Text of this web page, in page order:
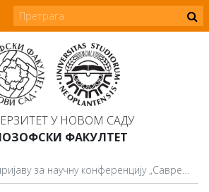
У НОВОМ САДУ
ФАКУЛТЕТ
конференцију „Савремена књижевна теорија: филозофија књижевности и питања поетике”